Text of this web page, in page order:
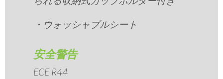
・ウォッシャブルシート
安全警告
ECE R44